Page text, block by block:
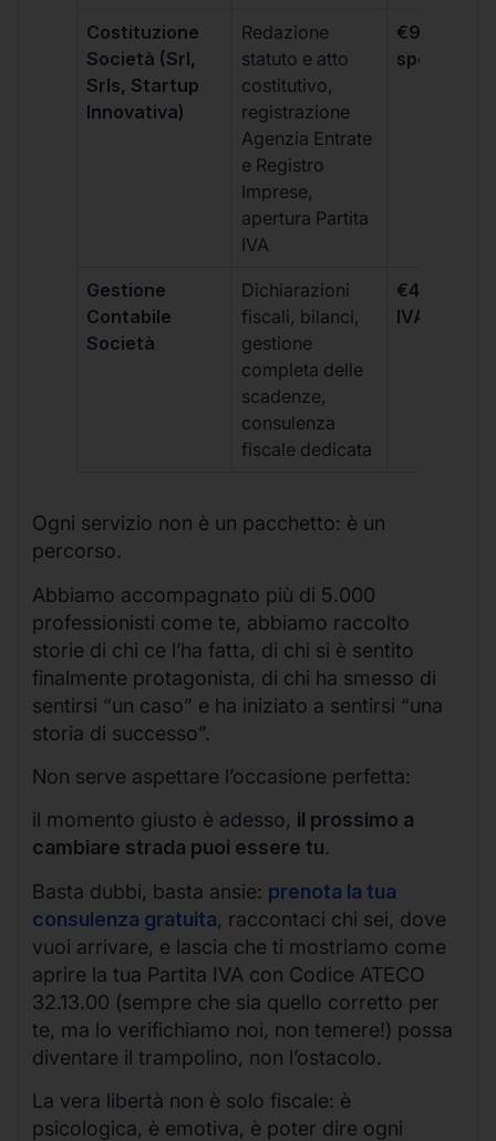
Costituzione
Società (Srl,
Srls, Startup
Innovativa)
Redazione
statuto e atto
costitutivo,
registrazione
Agenzia Entrate
e Registro
Imprese,
apertura Partita
IVA
€99 + IVA
spese
Gestione
Contabile
Società
Dichiarazioni
fiscali, bilanci,
gestione
completa delle
scadenze,
consulenza
fiscale dedicata
€499 +
IVA/
Ogni servizio non è un pacchetto: è un
percorso.
Abbiamo accompagnato più di 5.000
professionisti come te, abbiamo raccolto
storie di chi ce l’ha fatta, di chi si è sentito
finalmente protagonista, di chi ha smesso di
sentirsi “un caso” e ha iniziato a sentirsi “una
storia di successo”.
Non serve aspettare l’occasione perfetta:
il momento giusto è adesso, il prossimo a
cambiare strada puoi essere tu.
Basta dubbi, basta ansie: prenota la tua
consulenza gratuita, raccontaci chi sei, dove
vuoi arrivare, e lascia che ti mostriamo come
aprire la tua Partita IVA con Codice ATECO
32.13.00 (sempre che sia quello corretto per
te, ma lo verifichiamo noi, non temere!) possa
diventare il trampolino, non l’ostacolo.
La vera libertà non è solo fiscale: è
psicologica, è emotiva, è poter dire ogni